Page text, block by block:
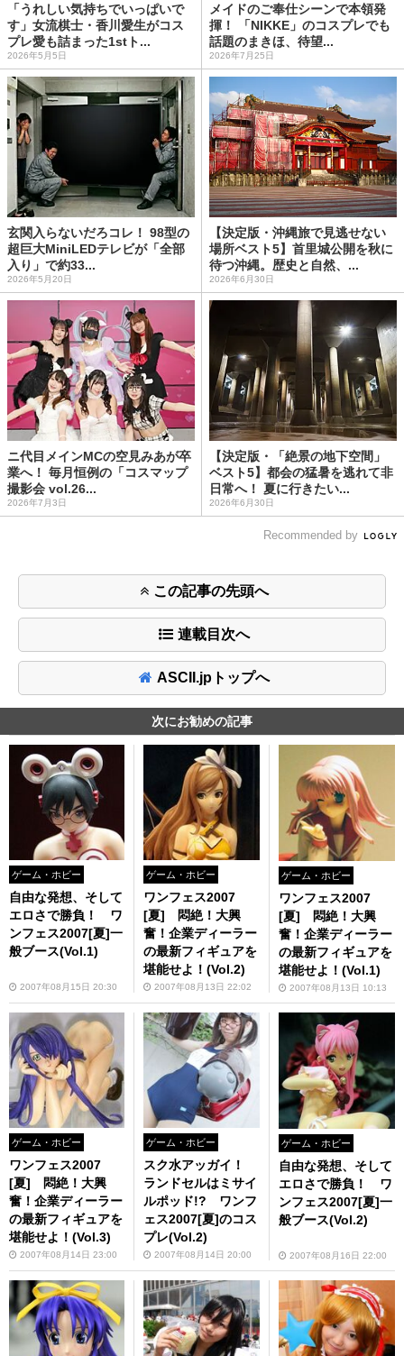
「うれしい気持ちでいっぱいで
す」女流棋士・香川愛生がコス
プレ愛も詰まった1stト...
2026年5月5日
メイドのご奉仕シーンで本領発
揮！ 「NIKKE」のコスプレでも
話題のまきほ、待望...
2026年7月25日
玄関入らないだろコレ！ 98型の
超巨大MiniLEDテレビが「全部
入り」で約33...
2026年5月20日
【決定版・沖縄旅で見逃せない
場所ベスト5】首里城公開を秋に
待つ沖縄。歴史と自然、...
2026年6月30日
ニ代目メインMCの空見みあが卒
業へ！ 毎月恒例の「コスマップ
撮影会 vol.26...
2026年7月3日
【決定版・「絶景の地下空間」
ベスト5】都会の猛暑を逃れて非
日常へ！ 夏に行きたい...
2026年6月30日
Recommended by
この記事の先頭へ
連載目次へ
ASCII.jpトップへ
次にお勧めの記事
ゲーム・ホビー
自由な発想、そして
エロさで勝負！ ワ
ンフェス2007[夏]一
般ブース(Vol.1)
2007年08月15日 20:30
ゲーム・ホビー
ワンフェス2007
[夏] 悶絶！大興
奮！企業ディーラー
の最新フィギュアを
堪能せよ！(Vol.2)
2007年08月13日 22:02
ゲーム・ホビー
ワンフェス2007
[夏] 悶絶！大興
奮！企業ディーラー
の最新フィギュアを
堪能せよ！(Vol.1)
2007年08月13日 10:13
ゲーム・ホビー
ワンフェス2007
[夏] 悶絶！大興
奮！企業ディーラー
の最新フィギュアを
堪能せよ！(Vol.3)
2007年08月14日 23:00
ゲーム・ホビー
スク水アッガイ！
ランドセルはミサイ
ルポッド!? ワンフ
ェス2007[夏]のコス
プレ(Vol.2)
2007年08月14日 20:00
ゲーム・ホビー
自由な発想、そして
エロさで勝負！ ワ
ンフェス2007[夏]一
般ブース(Vol.2)
2007年08月16日 22:00